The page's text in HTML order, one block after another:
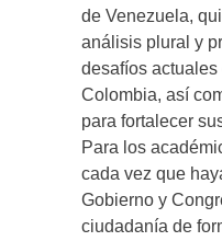
de Venezuela,
análisis plural y
desafíos
Colombia, así
para fortalecer
Para los
cada vez que
Gobierno y
ciudadanía de